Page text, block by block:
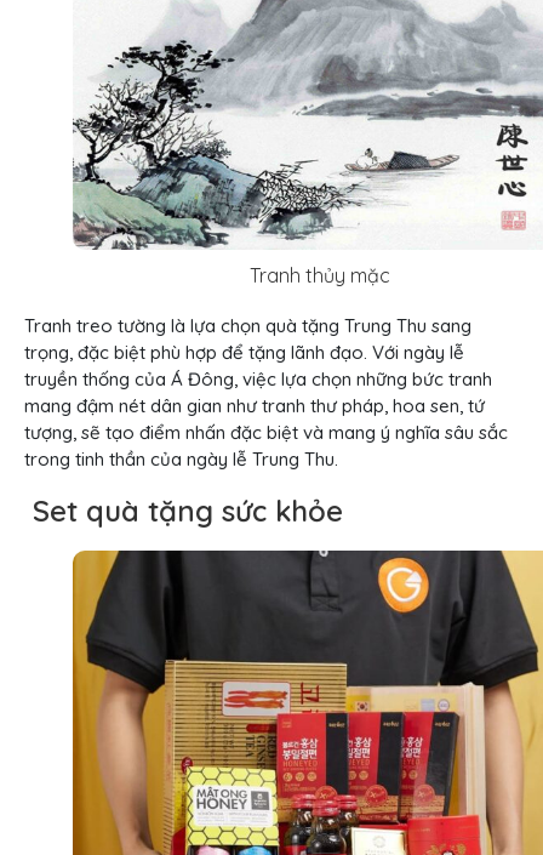
Tranh thủy mặc
Tranh treo tường là lựa chọn quà tặng Trung Thu sang
trọng, đặc biệt phù hợp để tặng lãnh đạo. Với ngày lễ
truyền thống của Á Đông, việc lựa chọn những bức tranh
mang đậm nét dân gian như tranh thư pháp, hoa sen, tứ
tượng, sẽ tạo điểm nhấn đặc biệt và mang ý nghĩa sâu sắc
trong tinh thần của ngày lễ Trung Thu.
Set quà tặng sức khỏe